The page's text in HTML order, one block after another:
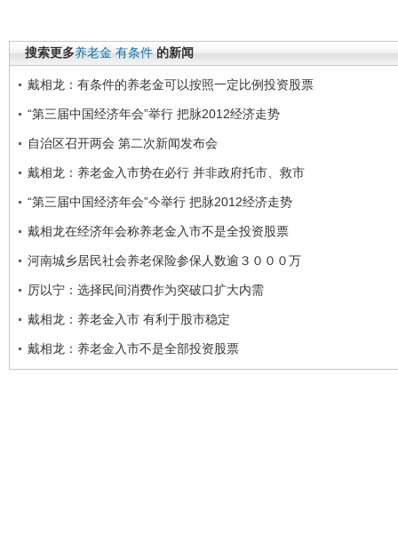
搜索更多养老金 有条件 的新闻
戴相龙：有条件的养老金可以按照一定比例投资股票
“第三届中国经济年会”举行 把脉2012经济走势
自治区召开两会 第二次新闻发布会
戴相龙：养老金入市势在必行 并非政府托市、救市
“第三届中国经济年会”今举行 把脉2012经济走势
戴相龙在经济年会称养老金入市不是全投资股票
河南城乡居民社会养老保险参保人数逾３０００万
厉以宁：选择民间消费作为突破口扩大内需
戴相龙：养老金入市 有利于股市稳定
戴相龙：养老金入市不是全部投资股票